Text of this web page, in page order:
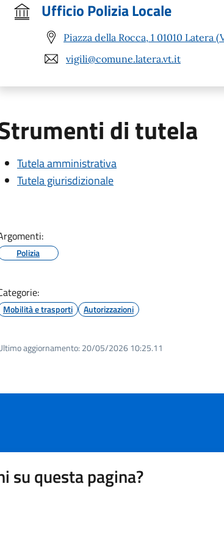
Ufficio Polizia Locale
Piazza della Rocca, 1 01010 Latera
vigili@comune.latera.vt.it
di tutela
Tutela amministrativa
Tutela giurisdizionale
Polizia
Mobilità e trasporti Autorizzazioni
aggiornamento: 20/05/2026 10:25.11
su questa pagina?